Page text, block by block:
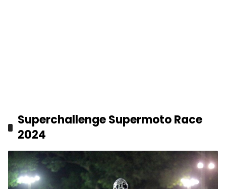
Superchallenge Supermoto Race
2024